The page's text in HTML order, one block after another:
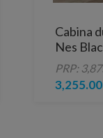
Cabina
Nes
PRP: